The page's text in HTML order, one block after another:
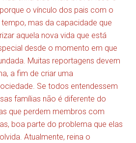
o vínculo dos pais com o
mas da capacidade que
aquela nova vida que está
desde o momento em que
Muitas reportagens devem
a fim de criar uma
Se todos entendessem
famílias não é diferente do
que perdem membros com
boa parte do problema que elas
Atualmente, reina o